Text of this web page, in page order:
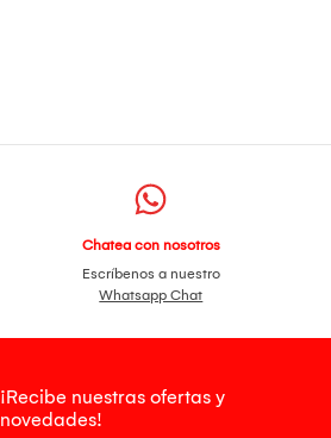
Chatea con nosotros
Escríbenos a nuestro
Whatsapp Chat
¡Recibe nuestras ofertas y
novedades!